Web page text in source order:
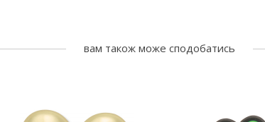
вам також може сподобатись